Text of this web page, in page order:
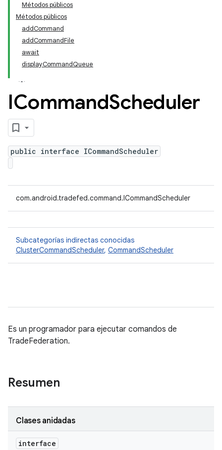
Métodos públicos
Métodos públicos
addCommand
addCommandFile
await
displayCommandQueue
ICommandScheduler
public interface ICommandScheduler
com.android.tradefed.command.ICommandScheduler
Subcategorías indirectas conocidas
ClusterCommandScheduler, CommandScheduler
Es un programador para ejecutar comandos de
TradeFederation.
Resumen
Clases anidadas
interface